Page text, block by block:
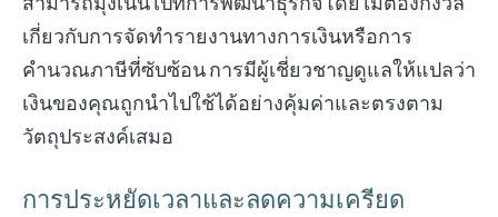
เกี่ยวกับการจัดทำรายงานทางการเงินหรือการ
คำนวณภาษีที่ซับซ้อน การมีผู้เชี่ยวชาญดูแลให้แปลว่า
เงินของคุณถูกนำไปใช้ได้อย่างคุ้มค่าและตรงตาม
วัตถุประสงค์เสมอ
การประหยัดเวลาและลดความเครียด